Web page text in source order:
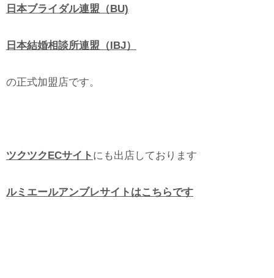
日本ブライダル連盟（BU)
日本結婚相談所連盟（IBJ）
の正式加盟店です。
ツクツクECサイト にも出店しております
ルミエールアンブレサイトはこちらです